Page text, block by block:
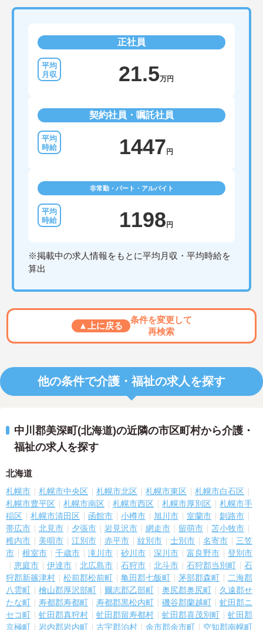
正社員
21.5万円
契約社員・嘱託社員
1447 円
非常勤・パート・アルバイト
1198 円
※掲載中の求人情報をもとに平均月収・平均時給を
算出
▲上に戻る
条件を変更して
再検索
他の条件で介護・福祉の求人を探す
中川郡美深町(北海道)の近隣の市区町村から介護・
福祉の求人を探す
北海道
札幌市 札幌市中央区 札幌市北区 札幌市東区
札幌市白石区
札幌市豊平区
札幌市南区 札幌市西区 札幌市厚別区
札幌市手
稲区
札幌市清田区 函館市 小樽市 旭川市 室蘭市
釧路市
帯広市
北見市 夕張市 岩見沢市 網走市 留萌市
苫小牧市
稚内市
美唄市 江別市 赤平市 紋別市 士別市 名寄市
三笠
市
根室市 千歳市 滝川市 砂川市 深川市 富良野市
登別市
恵庭市
伊達市 北広島市 石狩市 北斗市 石狩郡当別町
石
狩郡新篠津村
松前郡松前町 亀田郡七飯町 茅部郡森町
二海郡
八雲町
檜山郡厚沢部町 爾志郡乙部町 奥尻郡奥尻町
久遠郡せ
たな町
寿都郡寿都町 寿都郡黒松内町 磯谷郡蘭越町
虻田郡ニ
セコ町
虻田郡真狩村 虻田郡留寿都村 虻田郡喜茂別町
虻田郡
京極町
岩内郡岩内町 古宇郡泊村 余市郡余市町 空知郡南幌町